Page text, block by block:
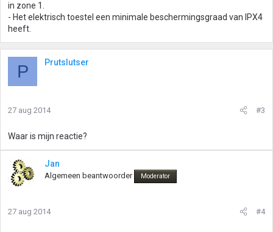
in zone 1.
- Het elektrisch toestel een minimale beschermingsgraad van IPX4
heeft.
P Prutslutser
27 aug 2014 #3
Waar is mijn reactie?
Jan
Algemeen beantwoorder Moderator
27 aug 2014 #4